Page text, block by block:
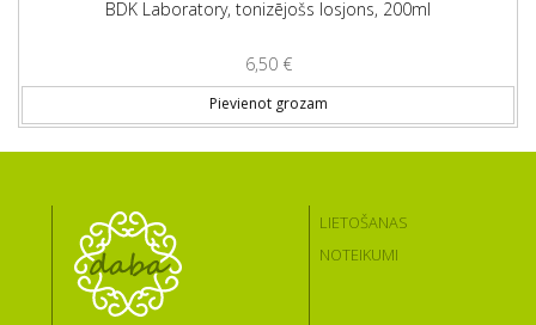
BDK Laboratory, tonizējošs losjons, 200ml
6,50 €
Pievienot grozam
LIETOŠANAS
NOTEIKUMI